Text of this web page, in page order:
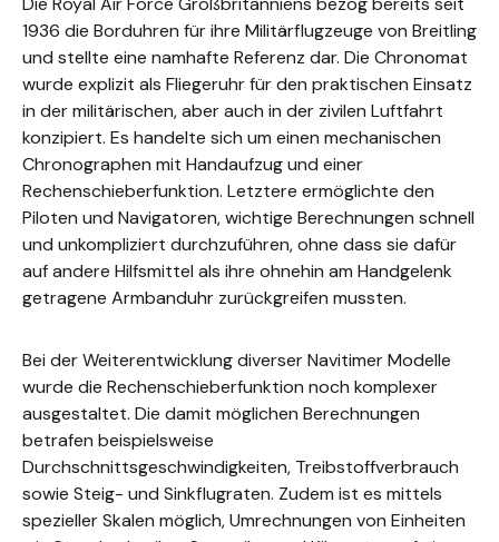
1936 die Borduhren für ihre Militärflugzeuge von Breitling
und stellte eine namhafte Referenz dar. Die Chronomat
wurde explizit als Fliegeruhr für den praktischen Einsatz
in der militärischen, aber auch in der zivilen Luftfahrt
konzipiert. Es handelte sich um einen mechanischen
Chronographen mit Handaufzug und einer
Rechenschieberfunktion. Letztere ermöglichte den
Piloten und Navigatoren, wichtige Berechnungen schnell
und unkompliziert durchzuführen, ohne dass sie dafür
auf andere Hilfsmittel als ihre ohnehin am Handgelenk
getragene Armbanduhr zurückgreifen mussten.
Bei der Weiterentwicklung diverser Navitimer Modelle
wurde die Rechenschieberfunktion noch komplexer
ausgestaltet. Die damit möglichen Berechnungen
betrafen beispielsweise
Durchschnittsgeschwindigkeiten, Treibstoffverbrauch
sowie Steig- und Sinkflugraten. Zudem ist es mittels
spezieller Skalen möglich, Umrechnungen von Einheiten